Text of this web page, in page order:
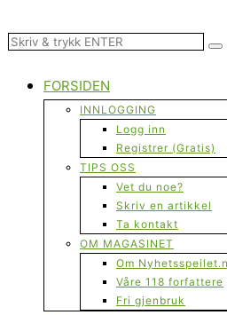
FORSIDEN
INNLOGGING
Logg inn
Registrer (Gratis)
TIPS OSS
Vet du noe?
Skriv en artikkel
Ta kontakt
OM MAGASINET
Om
Våre 118 forfattere
Fri gjenbruk